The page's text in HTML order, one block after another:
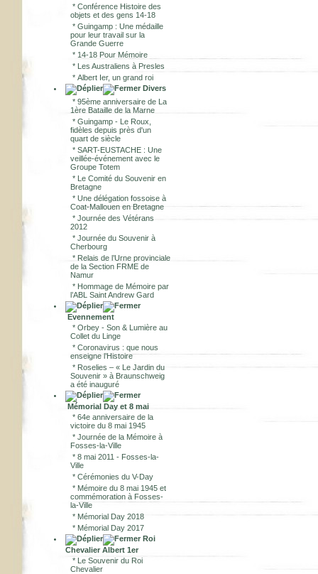
* Conférence Histoire des
objets et des gens 14-18
* Guingamp : Une médaille
pour leur travail sur la
Grande Guerre
* 14-18 Pour Mémoire
* Les Australiens à Presles
* Albert Ier, un grand roi
Divers
* 95ème anniversaire de La
1ère Bataille de la Marne
* Guingamp - Le Roux,
fidèles depuis près d'un
quart de siècle
* SART-EUSTACHE : Une
veillée-événement avec le
Groupe Totem
* Le Comité du Souvenir en
Bretagne
* Une délégation fossoise à
Coat-Mallouen en Bretagne
* Journée des Vétérans
2012
* Journée du Souvenir à
Cherbourg
* Relais de l’Urne provinciale
de la Section FRME de
Namur
* Hommage de Mémoire par
l’ABL Saint Andrew Gard
Evennement
* Orbey - Son & Lumière au
Collet du Linge
* Coronavirus : que nous
enseigne l’Histoire
* Roselies – « Le Jardin du
Souvenir » à Braunschweig
a été inauguré
Mémorial Day et 8 mai
* 64e anniversaire de la
victoire du 8 mai 1945
* Journée de la Mémoire à
Fosses-la-Ville
* 8 mai 2011 - Fosses-la-
Ville
* Cérémonies du V-Day
* Mémoire du 8 mai 1945 et
commémoration à Fosses-
la-Ville
* Mémorial Day 2018
* Mémorial Day 2017
Roi
Chevalier Albert 1er
* Le Souvenir du Roi
Chevalier